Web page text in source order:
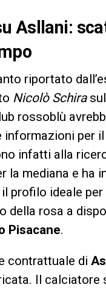
Asllani:
riportato
Nicolò Schirasul
rossoblù
informazioni per
infatti alla
la mediana e ha
profilo ideale per
della rosa a
Pisacane.
contrattuale di
Il calciatore